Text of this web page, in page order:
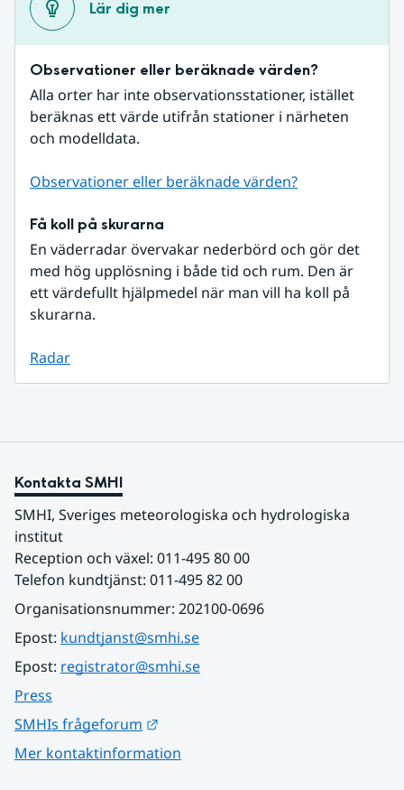
Lär dig mer
Observationer eller beräknade värden?
Alla orter har inte observationsstationer, istället
beräknas ett värde utifrån stationer i närheten
och modelldata.
Observationer eller beräknade värden?
Få koll på skurarna
En väderradar övervakar nederbörd och gör det
med hög upplösning i både tid och rum. Den är
ett värdefullt hjälpmedel när man vill ha koll på
skurarna.
Radar
Kontakta SMHI
SMHI, Sveriges meteorologiska och hydrologiska
institut
Reception och växel: 011-495 80 00
Telefon kundtjänst: 011-495 82 00
Organisationsnummer: 202100-0696
Epost: kundtjanst@smhi.se
Epost: registrator@smhi.se
Press
SMHIs frågeforum
Mer kontaktinformation